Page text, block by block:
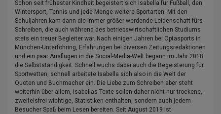
Schon seit frühester Kindheit begeistert sich Isabella für Fußball, den
Wintersport, Tennis und jede Menge weitere Sportarten. Mit den
Schuljahren kam dann die immer größer werdende Leidenschaft fürs
Schreiben, die auch während des betriebswirtschaftlichen Studiums
stets ein treuer Begleiter war. Nach einigen Jahren bei Optasports in
München-Unterföhring, Erfahrungen bei diversen Zeitungsredaktionen
und ein paar Ausflügen in die Social-Media-Welt begann im Jahr 2018
die Selbstständigkeit. Schnell wuchs dabei auch die Begeisterung für
Sportwetten, schnell arbeitete Isabella sich also in die Welt der
Quoten und Buchmacher ein. Die Liebe zum Schreiben aber steht
weiterhin über allem, Isabellas Texte sollen daher nicht nur trockene,
zweifelsfrei wichtige, Statistiken enthalten, sondern auch jedem
Besucher Spaß beim Lesen bereiten. Seit August 2019 ist